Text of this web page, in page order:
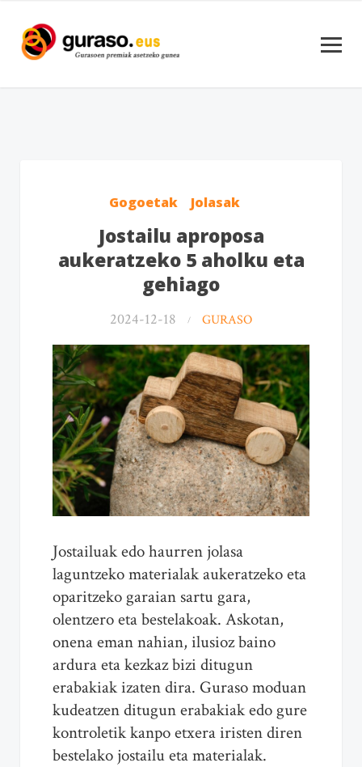
Gogoetak Jolasak
Jostailu aproposa
aukeratzeko 5 aholku eta
gehiago
2024-12-18 GURASO
Jostailuak edo haurren jolasa
laguntzeko materialak aukeratzeko eta
oparitzeko garaian sartu gara,
olentzero eta bestelakoak. Askotan,
onena eman nahian, ilusioz baino
ardura eta kezkaz bizi ditugun
erabakiak izaten dira. Guraso moduan
kudeatzen ditugun erabakiak edo gure
kontroletik kanpo etxera iristen diren
bestelako jostailu eta materialak.